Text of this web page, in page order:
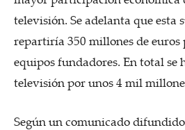
televisión. Se adelanta que esta
repartiría 350 millones de euros
equipos fundadores. En total se
televisión por unos 4 mil
Según un comunicado